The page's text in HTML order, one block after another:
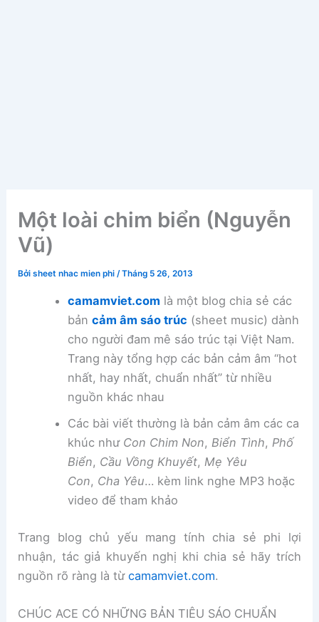
Một loài chim biển (Nguyễn
Vũ)
Bởisheet nhac mien phi/Tháng 5 26, 2013
camamviet.com là một blog chia sẻ các
bản cảm âm sáo trúc (sheet music) dành
cho người đam mê sáo trúc tại Việt Nam.
Trang này tổng hợp các bản cảm âm “hot
nhất, hay nhất, chuẩn nhất” từ nhiều
nguồn khác nhau
Các bài viết thường là bản cảm âm các ca
khúc như Con Chim Non, Biển Tình, Phố
Biển, Cầu Vồng Khuyết, Mẹ Yêu
Con, Cha Yêu… kèm link nghe MP3 hoặc
video để tham khảo
Trang blog chủ yếu mang tính chia sẻ phi lợi
nhuận, tác giả khuyến nghị khi chia sẻ hãy trích
nguồn rõ ràng là từcamamviet.com.
CHÚC ACE CÓ NHỮNG BẢN TIÊU SÁO CHUẨN